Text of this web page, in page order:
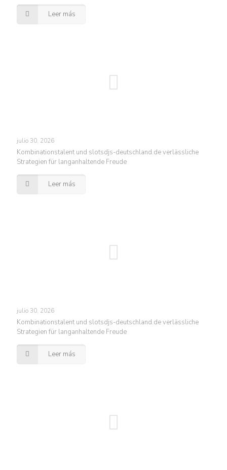
Leer más
julio 30, 2026
Kombinationstalent und slotsdjs-deutschland.de verlässliche
Strategien für langanhaltende Freude
Leer más
julio 30, 2026
Kombinationstalent und slotsdjs-deutschland.de verlässliche
Strategien für langanhaltende Freude
Leer más